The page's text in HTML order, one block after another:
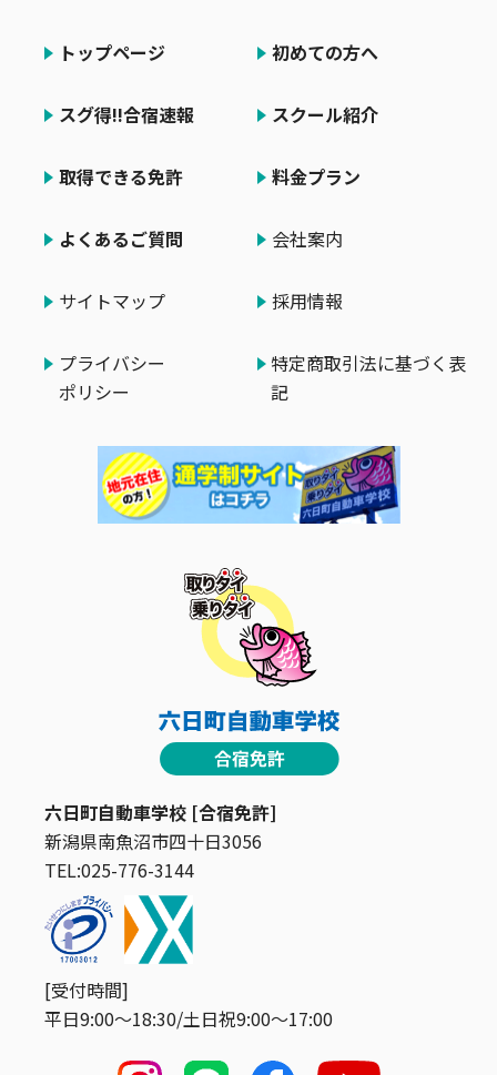
六日町自動車学校 [合宿免許]
新潟県南魚沼市四十日3056
TEL:025-776-3144
[受付時間]
平日9:00〜18:30/土日祝9:00〜17:00
トップページ 初めての方へ
スグ得!!合宿速報 スクール紹介
取得できる免許 料金プラン
よくあるご質問 会社案内
サイトマップ 採用情報
プライバシー
ポリシー
特定商取引法に基づく表
記